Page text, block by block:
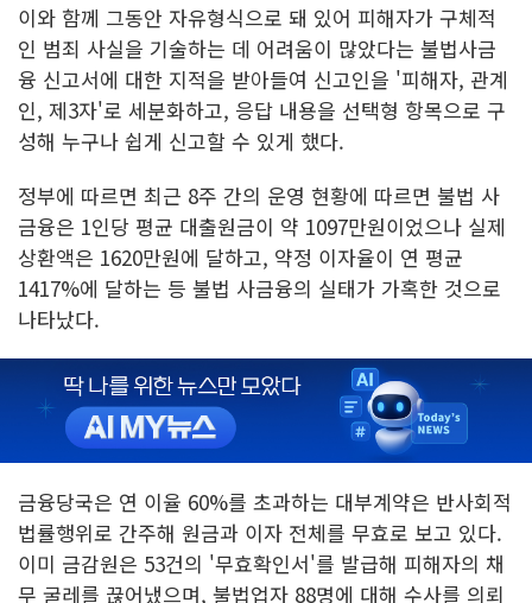
이와 함께 그동안 자유형식으로 돼 있어 피해자가 구체적
인 범죄 사실을 기술하는 데 어려움이 많았다는 불법사금
융 신고서에 대한 지적을 받아들여 신고인을 '피해자, 관계
인, 제3자'로 세분화하고, 응답 내용을 선택형 항목으로 구
성해 누구나 쉽게 신고할 수 있게 했다.
정부에 따르면 최근 8주 간의 운영 현황에 따르면 불법 사
금융은 1인당 평균 대출원금이 약 1097만원이었으나 실제
상환액은 1620만원에 달하고, 약정 이자율이 연 평균
1417%에 달하는 등 불법 사금융의 실태가 가혹한 것으로
나타났다.
금융당국은 연 이율 60%를 초과하는 대부계약은 반사회적
법률행위로 간주해 원금과 이자 전체를 무효로 보고 있다.
이미 금감원은 53건의 '무효확인서'를 발급해 피해자의 채
무 굴레를 끊어냈으며, 불법업자 88명에 대해 수사를 의뢰